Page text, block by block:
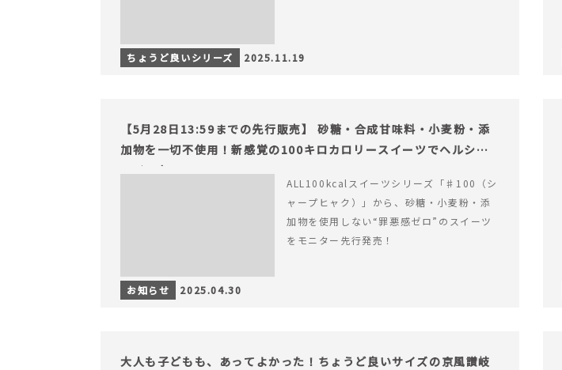
ちょうど良いシリーズ 2025.11.19
【5月28日13:59までの先行販売】 砂糖・合成甘味料・小麦粉・添
加物を一切不使用！新感覚の100キロカロリースイーツでヘルシー
ライフを。
ALL100kcalスイーツシリーズ「♯100（シ
ャープヒャク）」から、砂糖・小麦粉・添
加物を使用しない“罪悪感ゼロ”のスイーツ
をモニター先行発売！
お知らせ 2025.04.30
大人も子どもも、あってよかった！ちょうど良いサイズの京風讃岐